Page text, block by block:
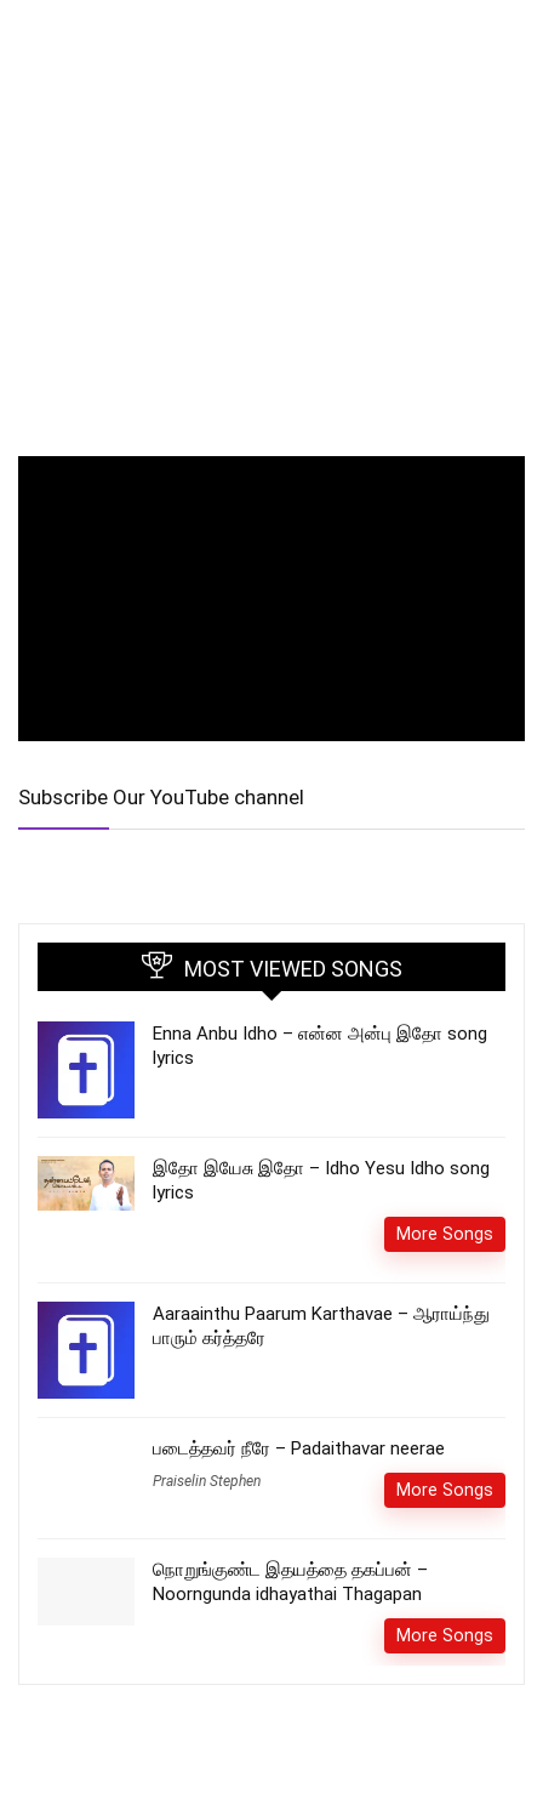
Subscribe Our YouTube channel
MOST VIEWED SONGS
Enna Anbu Idho – என்ன அன்பு இதோ song
lyrics
இதோ இயேசு இதோ – Idho Yesu Idho song
lyrics
More Songs
Aaraainthu Paarum Karthavae – ஆராய்ந்து
பாரும் கர்த்தரே
படைத்தவர் நீரே – Padaithavar neerae
Praiselin Stephen More Songs
நொறுங்குண்ட இதயத்தை தகப்பன் –
Noorngunda idhayathai Thagapan
More Songs